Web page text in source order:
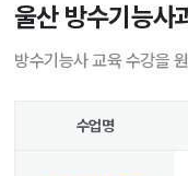
울산 방수기능사
방수기능사 교육 수강을
수업명